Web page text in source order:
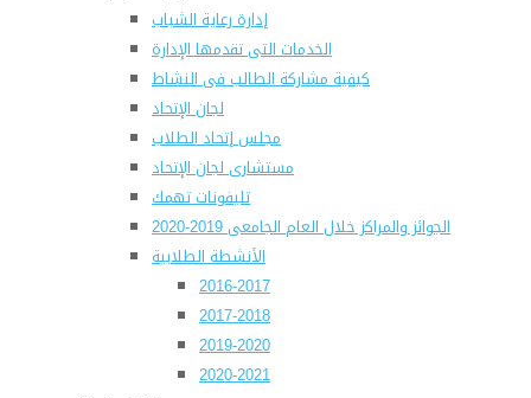
إدارة رعاية الشباب
الخدمات التى تقدمها الإدارة
كيفية مشاركة الطالب فى النشاط
لجان الإتحاد
مجلس إتحاد الطلاب
مستشارى لجان الإتحاد
تليفونات تهمك
الجوائز والمراكز خلال العام الجامعى 2019-2020
الأنشطة الطلابية
2016-2017
2017-2018
2019-2020
2020-2021